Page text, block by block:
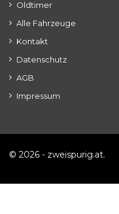
Oldtimer
Alle Fahrzeuge
Kontakt
Datenschutz
AGB
Impressum
© 2026 - zweispurig.at.